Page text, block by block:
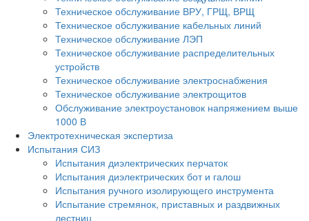
Техническое обслуживание ВРУ, ГРЩ, ВРЩ
Техническое обслуживание кабельных линий
Техническое обслуживание ЛЭП
Техническое обслуживание распределительных
устройств
Техническое обслуживание электроснабжения
Техническое обслуживание электрощитов
Обслуживание электроустановок напряжением выше
1000 В
Электротехническая экспертиза
Испытания СИЗ
Испытания диэлектрических перчаток
Испытания диэлектрических бот и галош
Испытания ручного изолирующего инструмента
Испытание стремянок, приставных и раздвижных
лестниц